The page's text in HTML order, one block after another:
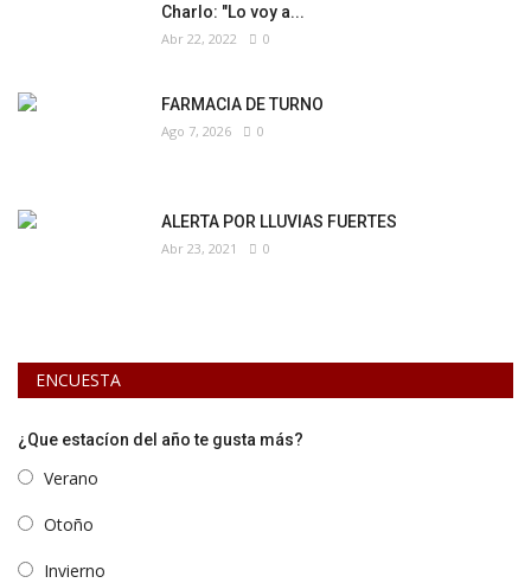
Charlo: "Lo voy a...
Abr 22, 2022 0
FARMACIA DE TURNO
Ago 7, 2026 0
ALERTA POR LLUVIAS FUERTES
Abr 23, 2021 0
ENCUESTA
¿Que estacíon del año te gusta más?
Verano
Otoño
Invierno